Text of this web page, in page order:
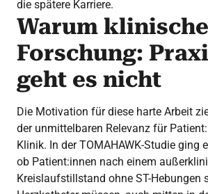
die spätere Karriere.
Warum klinische
Forschung:
geht es nicht
Die Motivation für diese harte Arbeit
der unmittelbaren Relevanz für
Klinik. In der TOMAHAWK-Studie ging
ob Patient:innen nach einem
Kreislaufstillstand ohne ST-Hebungen